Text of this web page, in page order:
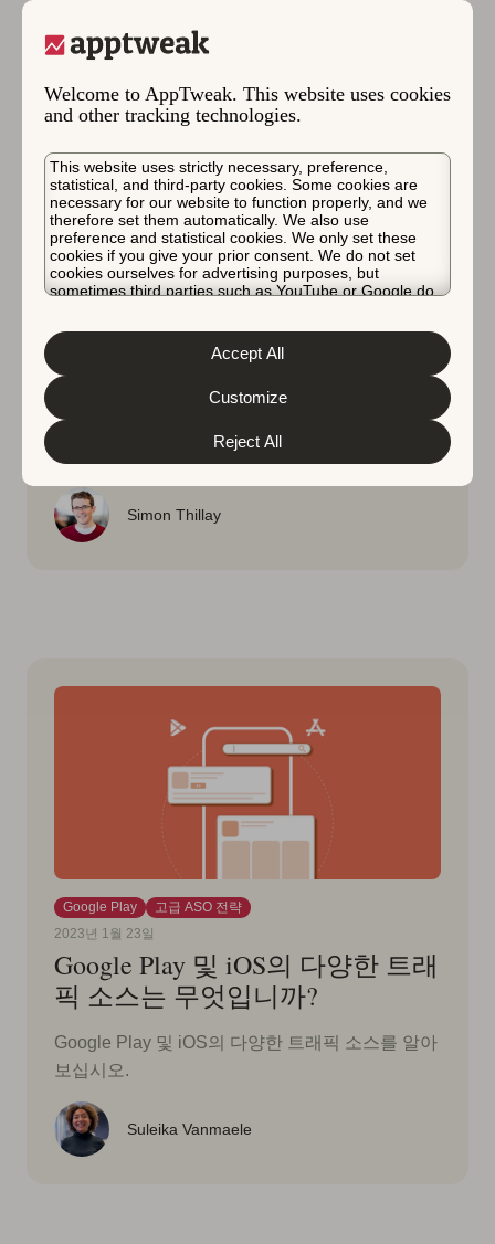
Welcome to AppTweak. This website uses cookies
and other tracking technologies.
This website uses strictly necessary, preference,
statistical, and third-party cookies. Some cookies are
necessary for our website to function properly, and we
therefore set them automatically. We also use
preference and statistical cookies. We only set these
cookies if you give your prior consent. We do not set
cookies ourselves for advertising purposes, but
sometimes third parties such as YouTube or Google do.
about the protection of your personal data and the
different cookies we use, please read our
&
. You can customize your cookie settings
and preferences by clicking the “Customize” button.
Reject All
Customize
Accept All
Google I/O 2023 발표: 요약
Google I/O 2023의 주요 발표 내용에 대한 이 블로
그 요약을 읽어보십시오.
Simon Thillay
Google Play
고급 ASO 전략
2023년 1월 23일
Google Play 및 iOS의 다양한 트래
픽 소스는 무엇입니까?
Google Play 및 iOS의 다양한 트래픽 소스를 알아
보십시오.
Suleika Vanmaele